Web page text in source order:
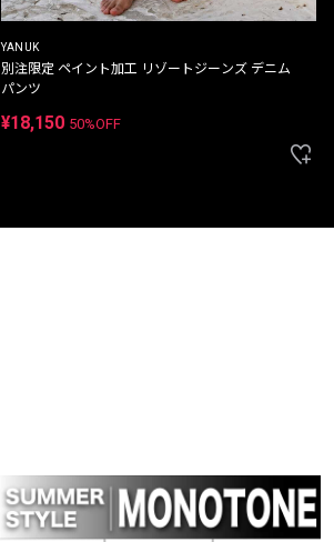
YANUK
別注限定 ペイント加工 リゾートジーンズ デニム
パンツ
¥18,150 50%OFF